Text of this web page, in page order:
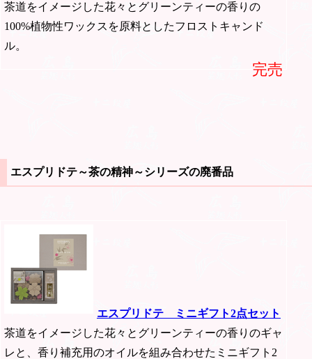
茶道をイメージした花々とグリーンティーの香りの
100%植物性ワックスを原料としたフロストキャンド
ル。
完売
エスプリドテ～茶の精神～シリーズの廃番品
エスプリドテ ミニギフト2点セット
茶道をイメージした花々とグリーンティーの香りのギャ
レと、香り補充用のオイルを組み合わせたミニギフト2